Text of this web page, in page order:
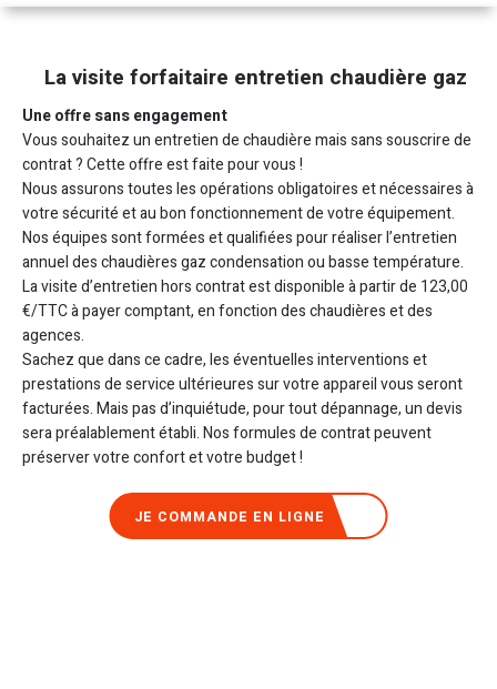
La visite forfaitaire entretien chaudière gaz
Une offre sans engagement
Vous souhaitez un entretien de chaudière mais sans souscrire de
contrat ? Cette offre est faite pour vous !
Nous assurons toutes les opérations obligatoires et nécessaires à
votre sécurité et au bon fonctionnement de votre équipement.
Nos équipes sont formées et qualifiées pour réaliser l’entretien
annuel des chaudières gaz condensation ou basse température.
La visite d’entretien hors contrat est disponible à partir de 123,00
€/TTC à payer comptant, en fonction des chaudières et des
agences.
Sachez que dans ce cadre, les éventuelles interventions et
prestations de service ultérieures sur votre appareil vous seront
facturées. Mais pas d’inquiétude, pour tout dépannage, un devis
sera préalablement établi. Nos formules de contrat peuvent
préserver votre confort et votre budget !
JE COMMANDE EN LIGNE